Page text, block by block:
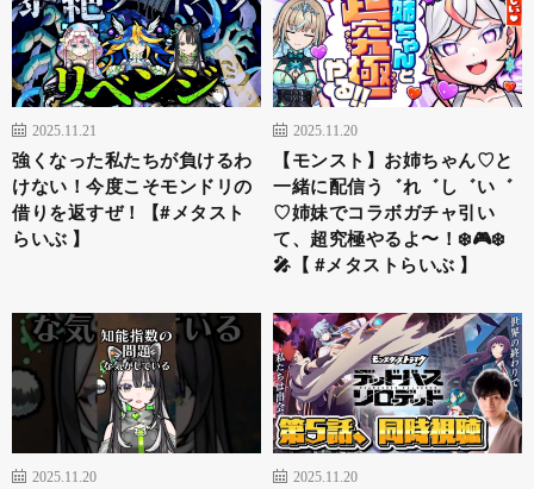
2025.11.21
強くなった私たちが負けるわ
けない！今度こそモンドリの
借りを返すぜ！【#メタスト
らいぶ 】
2025.11.20
【モンスト】お姉ちゃん♡と
一緒に配信う゛れ゛し゛い゛
♡姉妹でコラボガチャ引い
て、超究極やるよ〜！❄️🎮❄️
🎤【 #メタストらいぶ 】
2025.11.20 2025.11.20